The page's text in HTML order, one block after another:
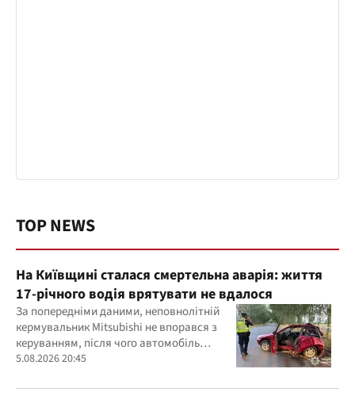
TOP NEWS
На Київщині сталася смертельна аварія: життя
17-річного водія врятувати не вдалося
За попередніми даними, неповнолітній
кермувальник Mitsubishi не впорався з
керуванням, після чого автомобіль
врізався у дерево
5.08.2026 20:45